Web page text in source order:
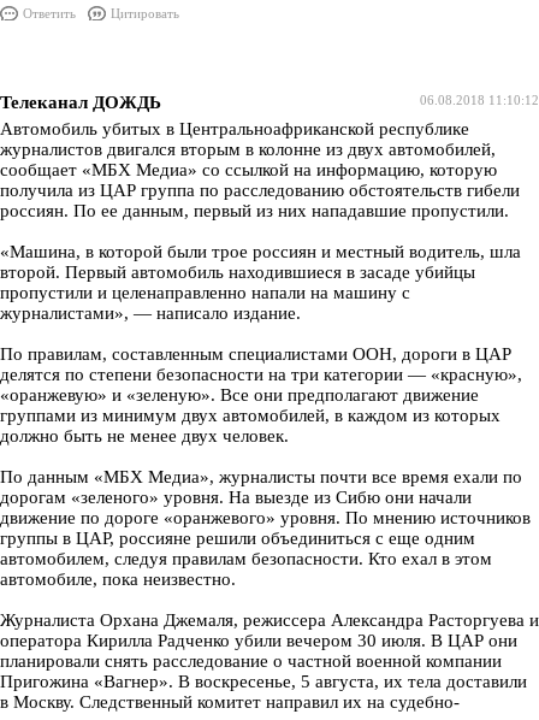
Ответить Цитировать
06.08.2018 11:10:12
Телеканал ДОЖДЬ
Автомобиль убитых в Центральноафриканской республике
журналистов двигался вторым в колонне из двух автомобилей,
сообщает «МБХ Медиа» со ссылкой на информацию, которую
получила из ЦАР группа по расследованию обстоятельств гибели
россиян. По ее данным, первый из них нападавшие пропустили.
«Машина, в которой были трое россиян и местный водитель, шла
второй. Первый автомобиль находившиеся в засаде убийцы
пропустили и целенаправленно напали на машину с
журналистами», — написало издание.
По правилам, составленным специалистами ООН, дороги в ЦАР
делятся по степени безопасности на три категории — «красную»,
«оранжевую» и «зеленую». Все они предполагают движение
группами из минимум двух автомобилей, в каждом из которых
должно быть не менее двух человек.
По данным «МБХ Медиа», журналисты почти все время ехали по
дорогам «зеленого» уровня. На выезде из Сибю они начали
движение по дороге «оранжевого» уровня. По мнению источников
группы в ЦАР, россияне решили объединиться с еще одним
автомобилем, следуя правилам безопасности. Кто ехал в этом
автомобиле, пока неизвестно.
Журналиста Орхана Джемаля, режиссера Александра Расторгуева и
оператора Кирилла Радченко убили вечером 30 июля. В ЦАР они
планировали снять расследование о частной военной компании
Пригожина «Вагнер». В воскресенье, 5 августа, их тела доставили
в Москву. Следственный комитет направил их на судебно-